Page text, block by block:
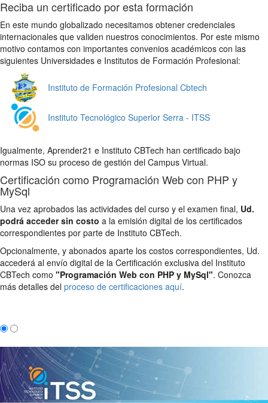
Reciba un certificado por esta formación
En este mundo globalizado necesitamos obtener credenciales
internacionales que validen nuestros conocimientos. Por este mismo
motivo contamos con importantes convenios académicos con las
siguientes Universidades e Institutos de Formación Profesional:
Instituto de Formación Profesional Cbtech
Instituto Tecnológico Superior Serra - ITSS
Igualmente, Aprender21 e Instituto CBTech han certificado bajo
normas ISO su proceso de gestión del Campus Virtual.
Certificación como Programación Web con PHP y
MySql
Una vez aprobados las actividades del curso y el examen final, Ud.
podrá acceder sin costo a la emisión digital de los certificados
correspondientes por parte de Instituto CBTech.
Opcionalmente, y abonados aparte los costos correspondientes, Ud.
accederá al envío digital de la Certificación exclusiva del Instituto
CBTech como "Programación Web con PHP y MySql". Conozca
más detalles del proceso de certificaciones aquí.